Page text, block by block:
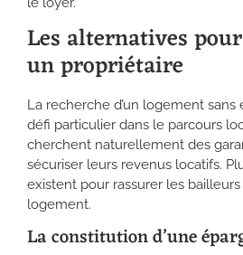
Les alternatives
un propriétaire
La recherche d’un logement
défi particulier dans le parcours
cherchent naturellement des
sécuriser leurs revenus locatifs.
existent pour rassurer les bailleurs
logement.
La constitution d’une